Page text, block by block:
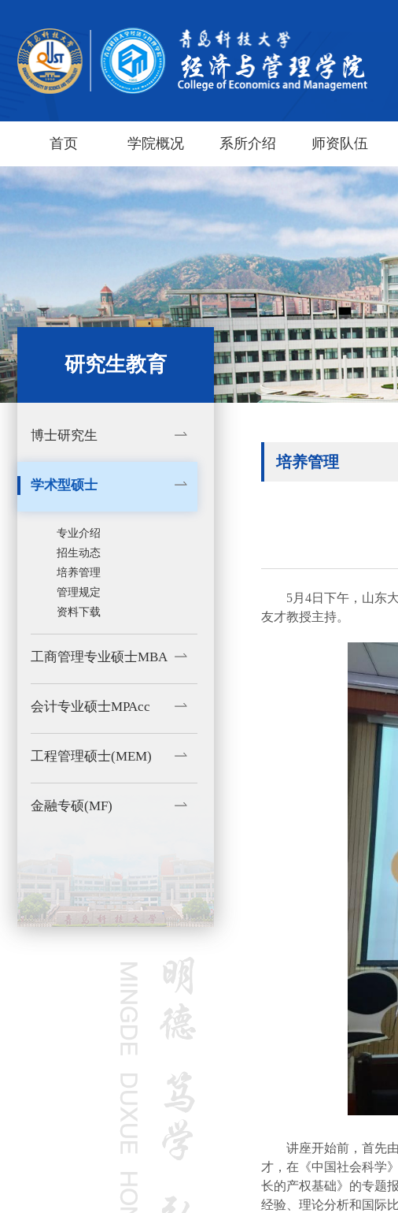
首页 学院概况 系所介绍 师资队伍
研究生教育
博士研究生
学术型硕士
专业介绍
招生动态
培养管理
管理规定
资料下载
工商管理专业硕士MBA
会计专业硕士MPAcc
工程管理硕士(MEM)
金融专硕(MF)
培养管理
5月 4日 下午 ， 山东
友才教授主持。
讲座开始前，首先由
才，在《中国社会科学
长的产权基础》 的专题
经验、理论分析和国际